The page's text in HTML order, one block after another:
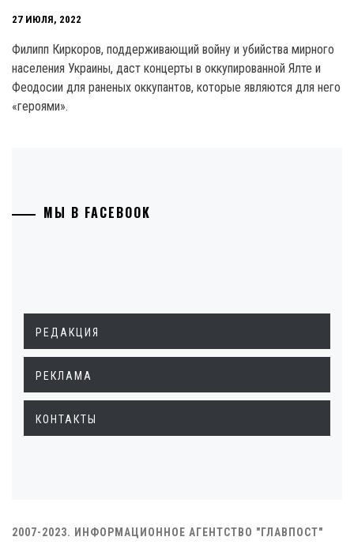
27 ИЮЛЯ, 2022
Филипп Киркоров, поддерживающий войну и убийства мирного
населения Украины, даст концерты в оккупированной Ялте и
Феодосии для раненых оккупантов, которые являются для него
«героями».
МЫ В FACEBOOK
РЕДАКЦИЯ
РЕКЛАМА
КОНТАКТЫ
2007-2023. ИНФОРМАЦИОННОЕ АГЕНТСТВО "ГЛАВПОСТ"